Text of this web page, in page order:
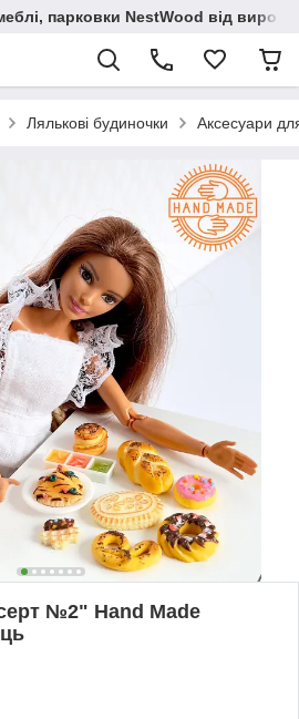
парковки NestWood від
Лялькові будиночки Аксесуари
№2" Hand Made